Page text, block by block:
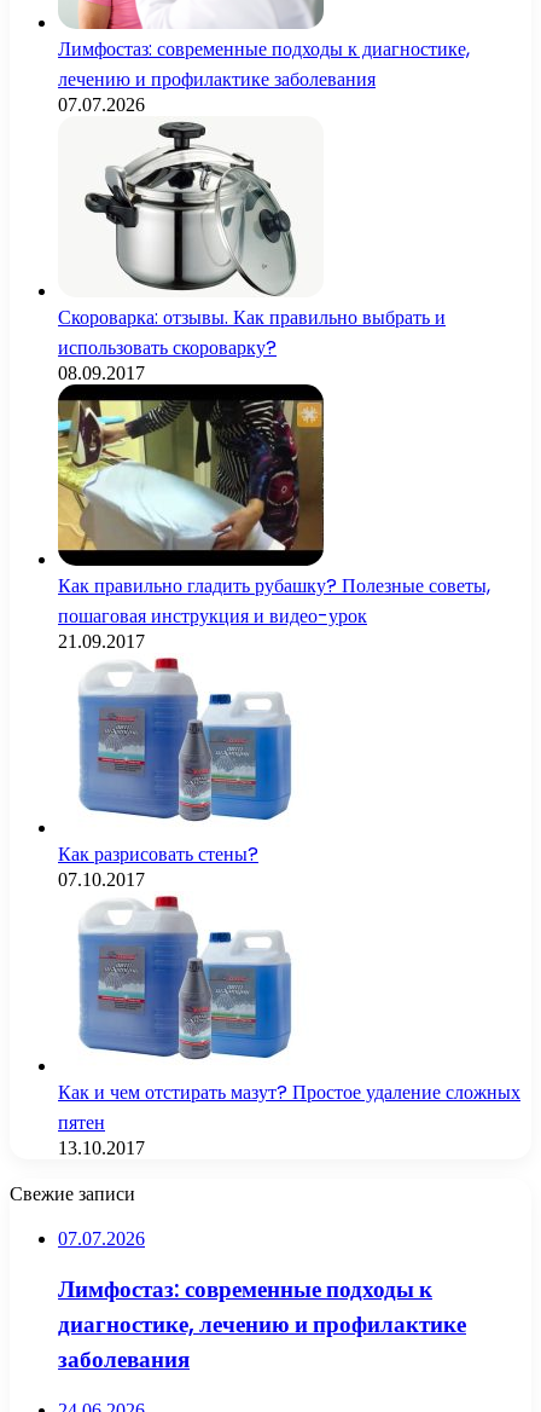
Лимфостаз: современные подходы к диагностике,
лечению и профилактике заболевания
07.07.2026
Скороварка: отзывы. Как правильно выбрать и
использовать скороварку?
08.09.2017
Как правильно гладить рубашку? Полезные советы,
пошаговая инструкция и видео-урок
21.09.2017
Как разрисовать стены?
07.10.2017
Как и чем отстирать мазут? Простое удаление сложных
пятен
13.10.2017
Свежие записи
07.07.2026
Лимфостаз: современные подходы к
диагностике, лечению и профилактике
заболевания